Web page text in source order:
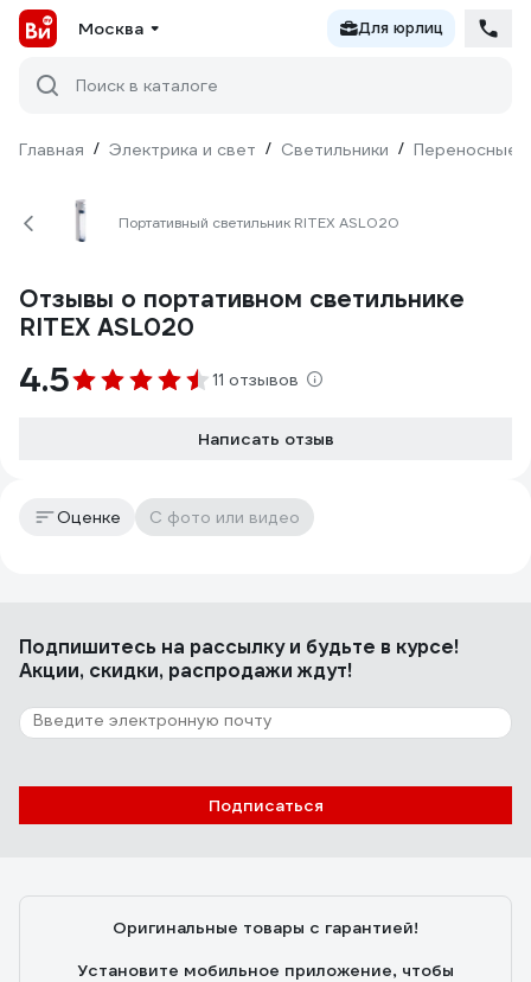
Москва Для юрлиц
Поиск в каталоге
Главная / Электрика и свет / Светильники / Переносные
Портативный светильник RITEX ASL020
Отзывы о портативном светильнике
RITEX ASL020
4.5 11 отзывов
Написать отзыв
Оценке С фото или видео
Подпишитесь на рассылкуи будьте в курсе!
Акции, скидки, распродажи ждут!
Подписаться
Оригинальные товары с гарантией!
Установите мобильное приложение, чтобы